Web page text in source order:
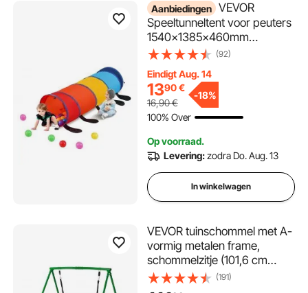
Aanbiedingen VEVOR
Speeltunneltent voor peuters
1540x1385x460mm
Kleurrijke pop-up
cadeau voor jongens en
meisjes, kruiptunnel voor
binnen- en buitengebruik,
veelkleurig
(92)
Eindigt Aug. 14
1390€
16,90€
-18%
100% Over
Op voorraad.
Levering:zodra Do. Aug. 13
In winkelwagen
VEVOR tuinschommel met A-
vormig metalen frame,
schommelzitje (101,6 cm
hoog), draagvermogen tot
199,6 kg,
(191)